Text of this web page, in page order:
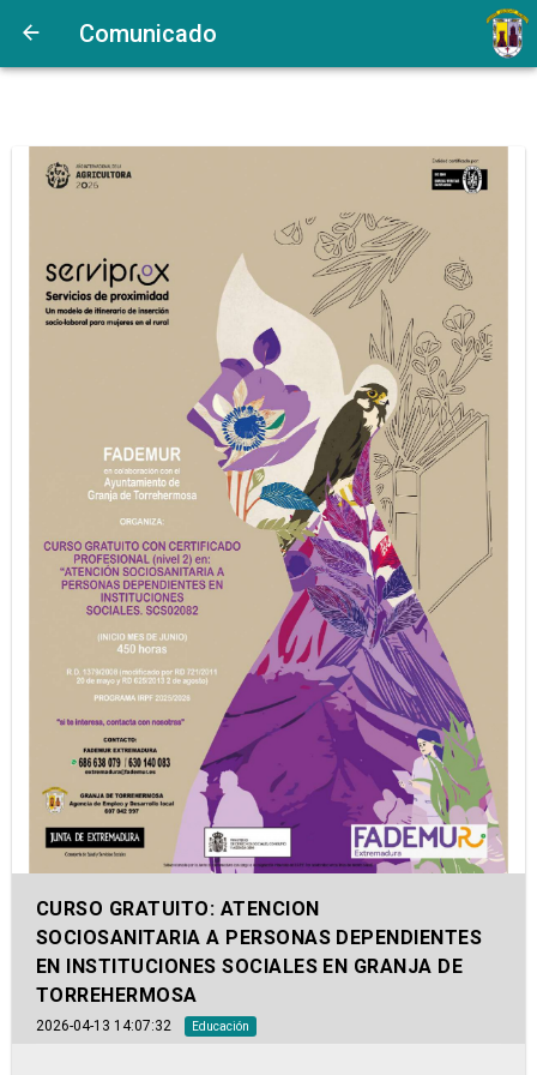
Comunicado
CURSO GRATUITO: ATENCION
SOCIOSANITARIA A PERSONAS DEPENDIENTES
EN INSTITUCIONES SOCIALES EN GRANJA DE
TORREHERMOSA
2026-04-13 14:07:32 Educación